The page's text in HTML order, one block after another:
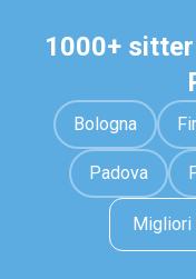
1000+
Bologna
Padova
Migliori